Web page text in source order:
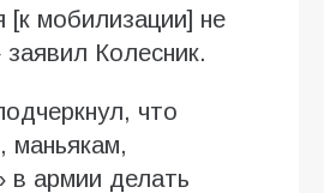
[к мобилизации] не
Колесник.
что
маньякам,
в армии делать